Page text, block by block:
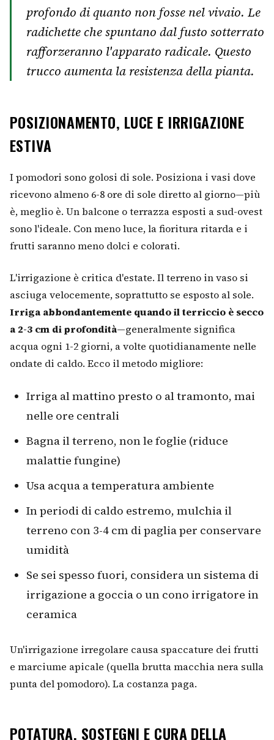
profondo di quanto non fosse nel vivaio. Le
radichette che spuntano dal fusto sotterrato
rafforzeranno l'apparato radicale. Questo
trucco aumenta la resistenza della pianta.
POSIZIONAMENTO, LUCE E IRRIGAZIONE
ESTIVA
I pomodori sono golosi di sole. Posiziona i vasi dove
ricevono almeno 6-8 ore di sole diretto al giorno—più
è, meglio è. Un balcone o terrazza esposti a sud-ovest
sono l'ideale. Con meno luce, la fioritura ritarda e i
frutti saranno meno dolci e colorati.
L'irrigazione è critica d'estate. Il terreno in vaso si
asciuga velocemente, soprattutto se esposto al sole.
Irriga abbondantemente quando il terriccio è secco
a 2-3 cm di profondità—generalmente significa
acqua ogni 1-2 giorni, a volte quotidianamente nelle
ondate di caldo. Ecco il metodo migliore:
Irriga al mattino presto o al tramonto, mai
nelle ore centrali
Bagna il terreno, non le foglie (riduce
malattie fungine)
Usa acqua a temperatura ambiente
In periodi di caldo estremo, mulchia il
terreno con 3-4 cm di paglia per conservare
umidità
Se sei spesso fuori, considera un sistema di
irrigazione a goccia o un cono irrigatore in
ceramica
Un'irrigazione irregolare causa spaccature dei frutti
e marciume apicale (quella brutta macchia nera sulla
punta del pomodoro). La costanza paga.
POTATURA, SOSTEGNI E CURA DELLA